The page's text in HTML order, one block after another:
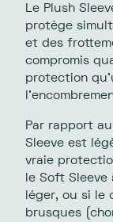
Le Plush
protège
et des
compromis
protection
Par rapport
Sleeve est
vraie
le Soft
léger, ou si le
brusques